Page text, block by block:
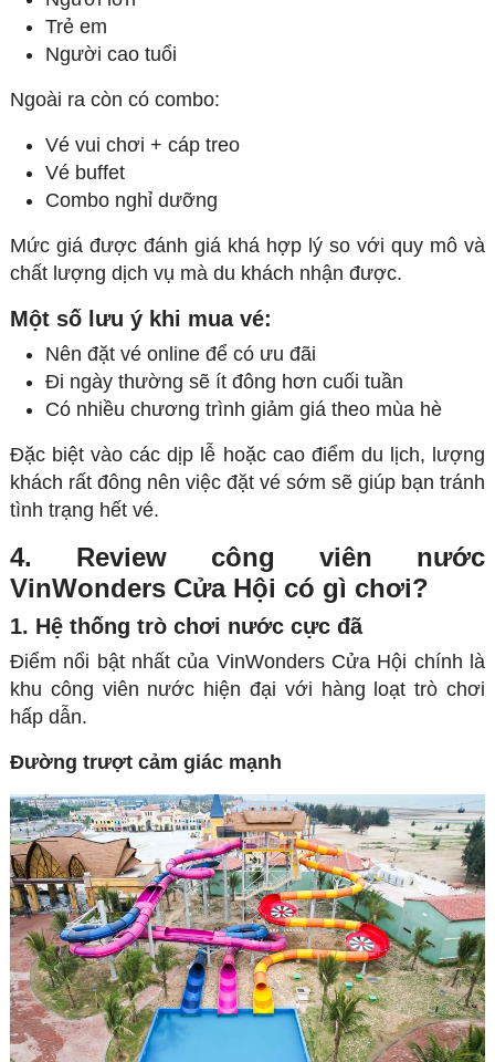
Trẻ em
Người cao tuổi
Ngoài ra còn có combo:
Vé vui chơi + cáp treo
Vé buffet
Combo nghỉ dưỡng
Mức giá được đánh giá khá hợp lý so với quy mô và
chất lượng dịch vụ mà du khách nhận được.
Một số lưu ý khi mua vé:
Nên đặt vé online để có ưu đãi
Đi ngày thường sẽ ít đông hơn cuối tuần
Có nhiều chương trình giảm giá theo mùa hè
Đặc biệt vào các dịp lễ hoặc cao điểm du lịch, lượng
khách rất đông nên việc đặt vé sớm sẽ giúp bạn tránh
tình trạng hết vé.
4. Review công viên nước
VinWonders Cửa Hội có gì chơi?
1. Hệ thống trò chơi nước cực đã
Điểm nổi bật nhất của VinWonders Cửa Hội chính là
khu công viên nước hiện đại với hàng loạt trò chơi
hấp dẫn.
Đường trượt cảm giác mạnh